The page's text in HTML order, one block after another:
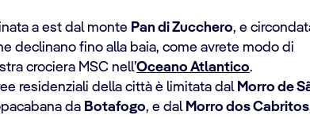
a est dal monte Pan di Zucchero, e
declinano fino alla baia, come avrete modo di
crociera MSC nell’Oceano Atlantico.
residenziali della città è limitata dal Morro de
da Botafogo, e dal Morro dos Cabritos